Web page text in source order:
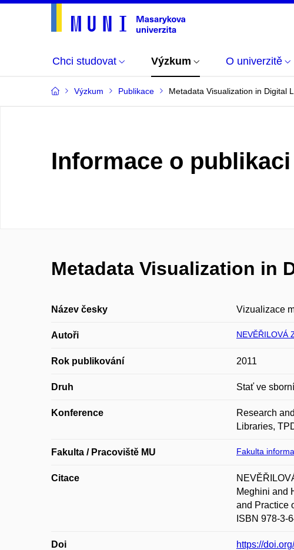
Chci studovat Výzkum O univerzitě
Výzkum Publikace Metadata Visualization in Digital
Informace o publikaci
Metadata Visualization in
Název česky Vizualizace
Autoři NEVĚŘILOVÁ
Rok publikování 2011
Druh Stať ve
Konference
Research
Libraries,
Fakulta / Pracoviště MU Fakulta
Citace
Meghini and
and Practice
ISBN 978-3-
Doi https://